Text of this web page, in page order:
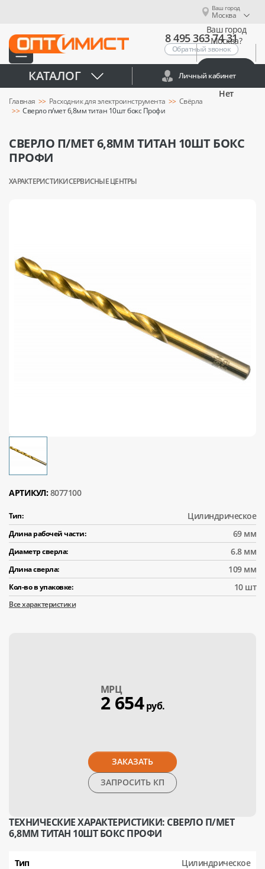
Ваш город
Москва
Ваш город
Москва?
Нет
8 495 363 74 31
Обратный звонок
КАТАЛОГ Личный кабинет
Главная Расходник для электроинструмента
Свёрла
Сверло п/мет 6,8мм титан 10шт бокс Профи
СВЕРЛО П/МЕТ 6,8ММ ТИТАН 10ШТ БОКС
ПРОФИ
ХАРАКТЕРИСТИКИСЕРВИСНЫЕ ЦЕНТРЫ
АРТИКУЛ: 8077100
Тип: Цилиндрическое
Длина рабочей части: 69 мм
Диаметр сверла: 6.8 мм
Длина сверла: 109 мм
Кол-во в упаковке: 10 шт
Все характеристики
МPЦ
2 654руб.
ЗАКАЗАТЬ
ЗАПРОСИТЬ КП
ТЕХНИЧЕСКИЕ ХАРАКТЕРИСТИКИ: СВЕРЛО П/МЕТ
6,8ММ ТИТАН 10ШТ БОКС ПРОФИ
Тип Цилиндрическое